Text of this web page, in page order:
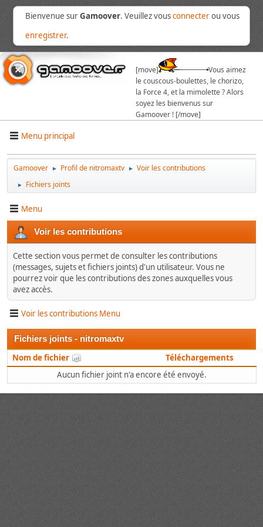
Bienvenue surGamoover. Veuillez vousconnecterou vous
enregistrer.
[move]
Vous aimez
le couscous-boulettes, le chorizo,
la Force 4, et la mimolette ? Alors
soyez les bienvenus sur
Gamoover ! [/move]
Menu principal
Gamoover ► Profil de nitromaxtv ► Voir les contributions
► Fichiers joints
Menu
Voir les contributions
Cette section vous permet de consulter les contributions
(messages, sujets et fichiers joints) d'un utilisateur. Vous ne
pourrez voir que les contributions des zones auxquelles vous
avez accès.
Voir les contributions Menu
Fichiers joints - nitromaxtv
Nom de fichier
Téléchargements
Aucun fichier joint n'a encore été envoyé.